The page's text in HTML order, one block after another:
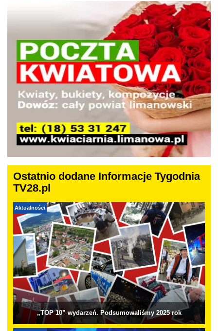
Ostatnio dodane Informacje Tygodnia
TV28.pl
Aktualności
„TOP 10” wydarzeń. Podsumowaliśmy 2025 rok